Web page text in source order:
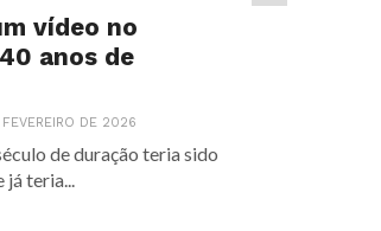
vídeo no
anos de
DE 2026
de duração teria sido
já teria...